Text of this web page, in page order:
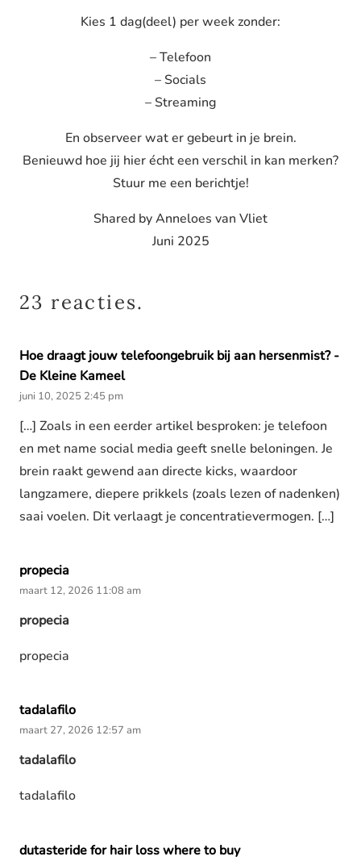
Kies 1 dag(deel) per week zonder:
– Telefoon
– Socials
– Streaming
En observeer wat er gebeurt in je brein.
Benieuwd hoe jij hier écht een verschil in kan merken?
Stuur me een berichtje!
Shared by Anneloes van Vliet
Juni 2025
23 reacties.
Hoe draagt jouw telefoongebruik bij aan hersenmist? -
De Kleine Kameel
juni 10, 2025 2:45 pm
[…] Zoals in een eerder artikel besproken: je telefoon
en met name social media geeft snelle beloningen. Je
brein raakt gewend aan directe kicks, waardoor
langzamere, diepere prikkels (zoals lezen of nadenken)
saai voelen. Dit verlaagt je concentratievermogen. […]
propecia
maart 12, 2026 11:08 am
propecia
propecia
tadalafilo
maart 27, 2026 12:57 am
tadalafilo
tadalafilo
dutasteride for hair loss where to buy